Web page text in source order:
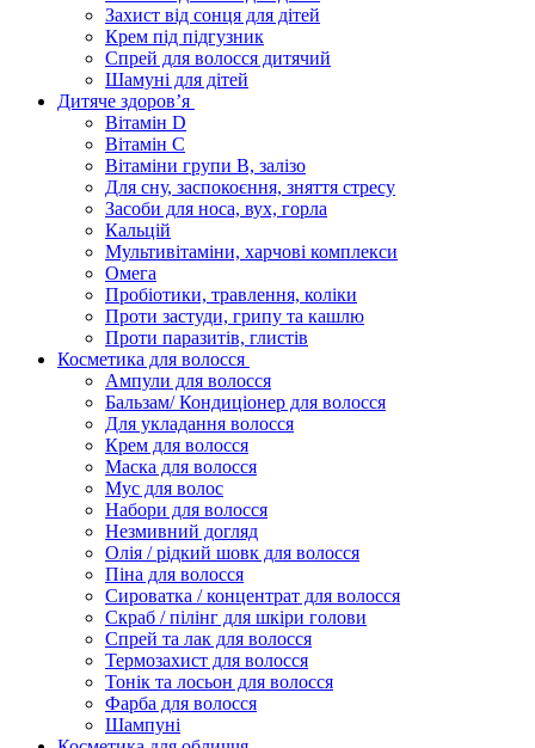
Захист від сонця для дітей
Крем під підгузник
Спрей для волосся дитячий
Шамуні для дітей
Дитяче здоров’я
Вітамін D
Вітамін С
Вітаміни групи В, залізо
Для сну, заспокоєння, зняття стресу
Засоби для носа, вух, горла
Кальцій
Мультивітаміни, харчові комплекси
Омега
Пробіотики, травлення, коліки
Проти застуди, грипу та кашлю
Проти паразитів, глистів
Косметика для волосся
Ампули для волосся
Бальзам/ Кондиціонер для волосся
Для укладання волосся
Крем для волосся
Маска для волосся
Мус для волос
Набори для волосся
Незмивний догляд
Олія / рідкий шовк для волосся
Піна для волосся
Сироватка / концентрат для волосся
Скраб / пілінг для шкіри голови
Спрей та лак для волосся
Термозахист для волосся
Тонік та лосьон для волосся
Фарба для волосся
Шампуні